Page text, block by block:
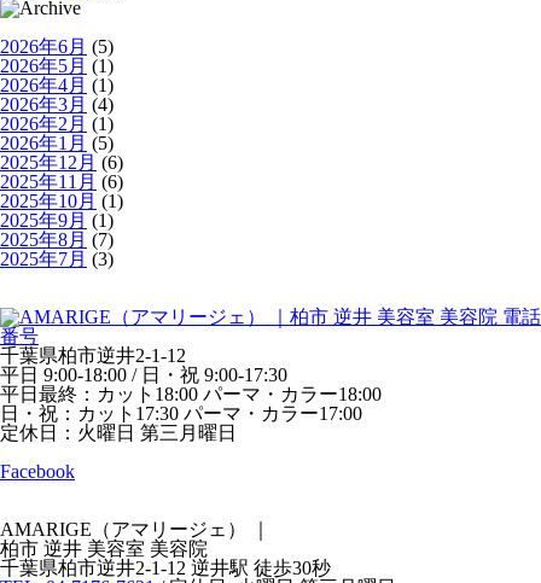
2026年6月 (5)
2026年5月 (1)
2026年4月 (1)
2026年3月 (4)
2026年2月 (1)
2026年1月 (5)
2025年12月 (6)
2025年11月 (6)
2025年10月 (1)
2025年9月 (1)
2025年8月 (7)
2025年7月 (3)
千葉県柏市逆井2-1-12
平日 9:00-18:00 / 日・祝 9:00-17:30
平日最終：カット18:00 パーマ・カラー18:00
日・祝：カット17:30 パーマ・カラー17:00
定休日：火曜日 第三月曜日
Facebook
AMARIGE（アマリージェ）
柏市 逆井 美容室 美容院
千葉県柏市逆井2-1-12 逆井駅 徒歩30秒